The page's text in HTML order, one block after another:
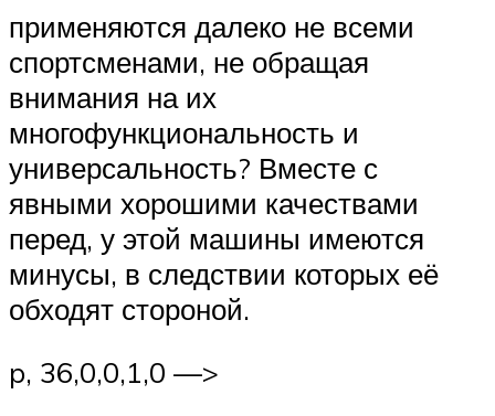
применяются далеко не всеми
спортсменами, не обращая
внимания на их
многофункциональность и
универсальность? Вместе с
явными хорошими качествами
перед, у этой машины имеются
минусы, в следствии которых её
обходят стороной.
p, 36,0,0,1,0 —>